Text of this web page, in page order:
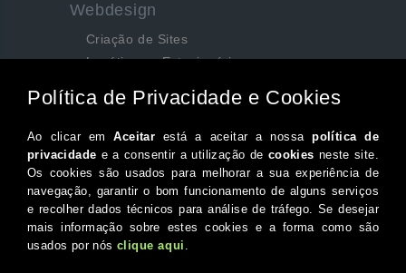
Webdesign
Criação de Sites
Logótipos e Estacionários
Siga-nos aqui...
Facebook
Instagram
Twitter
Canal do Youtube